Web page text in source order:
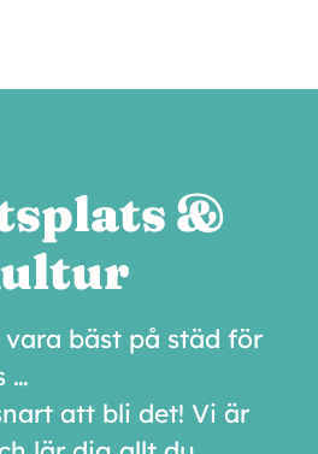
&
bäst på städ för
…
att bli det! Vi är